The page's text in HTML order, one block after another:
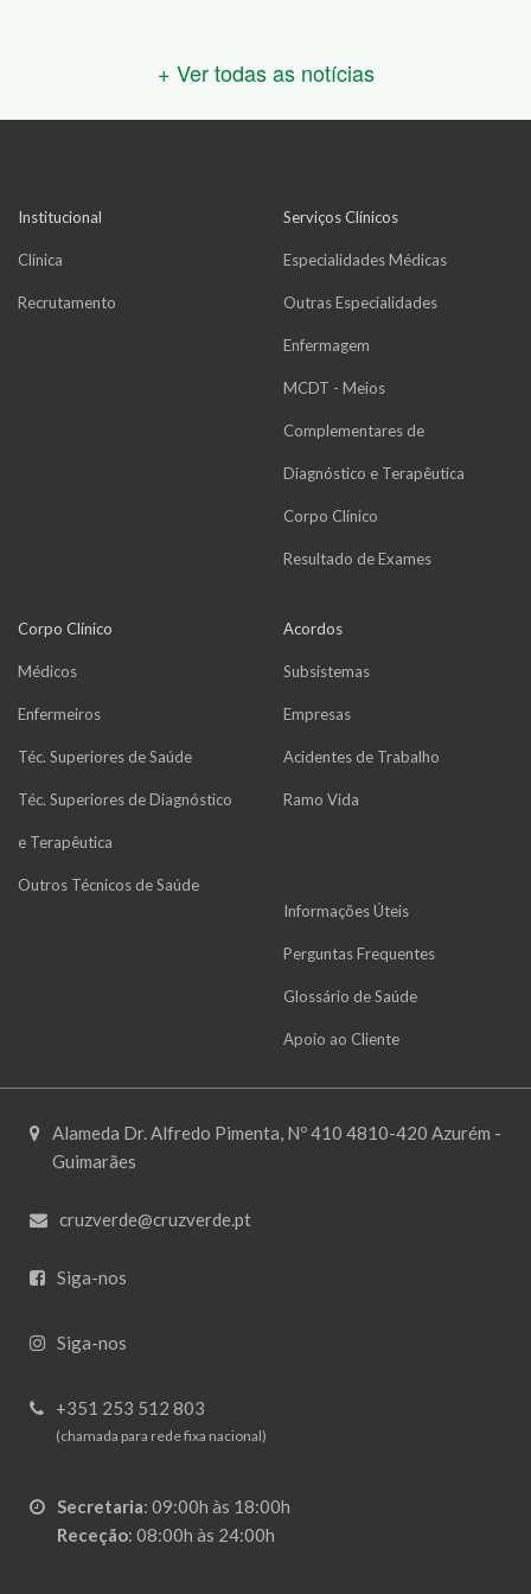
+ Ver todas as notícias
Institucional
Clínica
Recrutamento
Serviços Clínicos
Especialidades Médicas
Outras Especialidades
Enfermagem
MCDT - Meios
Complementares de
Diagnóstico e Terapêutica
Corpo Clínico
Resultado de Exames
Corpo Clínico
Médicos
Enfermeiros
Téc. Superiores de Saúde
Téc. Superiores de Diagnóstico
e Terapêutica
Outros Técnicos de Saúde
Acordos
Subsistemas
Empresas
Acidentes de Trabalho
Ramo Vida
Informações Úteis
Perguntas Frequentes
Glossário de Saúde
Apoio ao Cliente
Alameda Dr. Alfredo Pimenta, Nº 410 4810-420 Azurém -
Guimarães
cruzverde@cruzverde.pt
Siga-nos
Siga-nos
+351 253 512 803
(chamada para rede fixa nacional)
Secretaria: 09:00h às 18:00h
Receção: 08:00h às 24:00h